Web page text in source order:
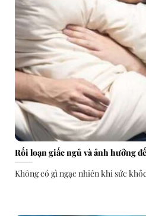
Rối loạn giấc ngủ và ảnh hưởng
Không có gì ngạc nhiên khi sức